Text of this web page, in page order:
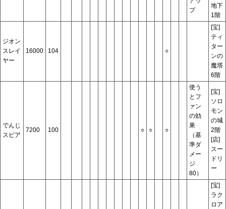
プ
地下
1階
ジオン
スレイ
ヤー
16000 104 ○
[宝]
ティ
ター
ンの
魔塔
6階
でんじ
スピア
7200 100 ○ ○ ○
使う
とフ
ァン
の効
果
（基
準ダ
メー
ジ
80）
[宝]
ソロ
モン
の城
2階
[店]
スー
ドリ
ー
[宝]
ラク
ロア